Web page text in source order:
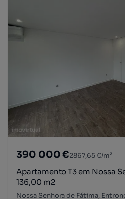
390 000 €2867,65 €/m²
Apartamento T3 em Nossa
136,00 m2
Nossa Senhora de Fátima,